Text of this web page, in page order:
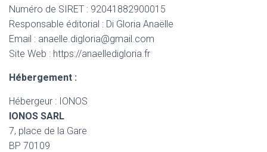
Numéro de SIRET : 92041882900015
Responsable éditorial : Di Gloria Anaëlle
Email : anaelle.digloria@gmail.com
Site Web : https://anaelledigloria.fr
Hébergement :
Hébergeur : IONOS
IONOS SARL
7, place de la Gare
BP 70109